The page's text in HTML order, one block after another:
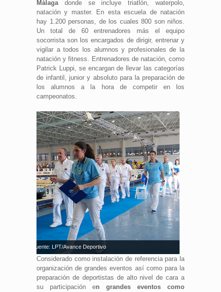
Málaga donde se incluye triatlón, waterpolo,
natación y master. En esta escuela de natación
hay 1.200 personas, de los cuales 800 son niños.
Un total de 60 entrenadores más el equipo
socorrista son los encargados de dirigir, entrenar y
vigilar a todos los alumnos y profesionales de la
natación y fitness. Entrenadores de natación, como
Patrick Luppi, se encargan de llevar las categorías
de infantil, junior y absoluto para la preparación de
los alumnos a la hora de competir en los
campeonatos.
en Inacua. Fuente: LPT/Avance Deportivo
Considerado como instalación de referencia para la
organización de grandes eventos así como para la
preparación de deportistas de alto nivel de cara a
su participación en grandes eventos como